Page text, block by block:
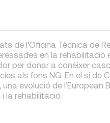
de l’Oficina Tècnica de
en la rehabilitació
per donar a conèixer
als fons NG. En el si de
evolució de l’European
la rehabilitació.